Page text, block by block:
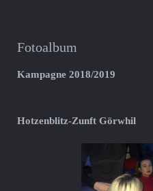
Fotoalbum
Kampagne 2018/2019
Hotzenblitz-Zunft Görwhil